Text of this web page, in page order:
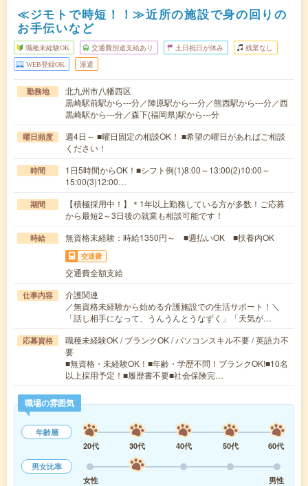
≪ジモトで時短！！≫近所の施設で身の回りの
お手伝いなど
職種未経験OK 交通費別途支給あり 土日祝日が休み 残業なし
WEB登録OK 派遣
勤務地
北九州市八幡西区
黒崎駅前駅から---分／陣原駅から---分／熊西駅から---分／西
黒崎駅から---分／森下(福岡県)駅から---分
曜日頻度
週4日～ ■曜日固定の相談OK！ ■希望の曜日があればご相談
ください！
時間
1日5時間からOK！■シフト例(1)8:00～13:00(2)10:00～
15:00(3)12:00…
期間
【積極採用中！】＊1年以上勤務している方が多数！ご応募
から最短2～3日後の就業も相談可能です！
時給 無資格未経験：時給1350円～ ■週払いOK ■扶養内OK
交通費
交通費全額支給
仕事内容
介護関連
／無資格未経験から始める介護施設での生活サポート！＼
「話し相手になって、うんうんとうなずく」「天気が…
応募資格
職種未経験OK / ブランクOK / パソコンスキル不要 / 英語力不
要
■無資格・未経験OK！■年齢・学歴不問！ブランクOK!■10名
以上採用予定！■履歴書不要■社会保険完…
職場の雰囲気
年齢層
20代
30代 40代 50代
60代
男女比率
女性
男性